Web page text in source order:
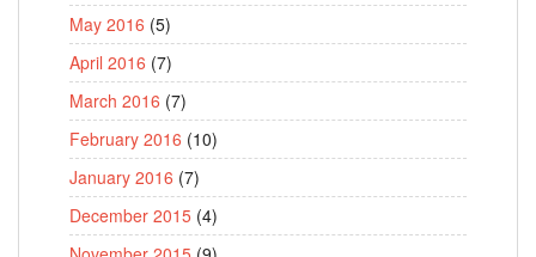
May 2016 (5)
April 2016 (7)
March 2016 (7)
February 2016 (10)
January 2016 (7)
December 2015 (4)